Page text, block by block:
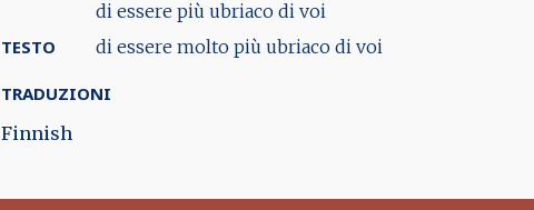
TESTO
di essere più ubriaco di voi
di essere molto più ubriaco di voi
TRADUZIONI
Finnish